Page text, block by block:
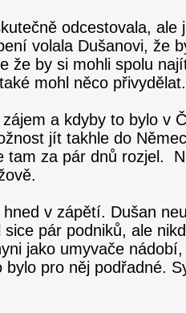
odcestovala, ale
volala Dušanovi, že
že by si mohli spolu
mohl něco přivydělat.
a kdyby to bylo v
jít takhle do
tam za pár dnů rozjel.
v zápětí. Dušan
pár podniků, ale
jako umyvače
pro něj podřadné.